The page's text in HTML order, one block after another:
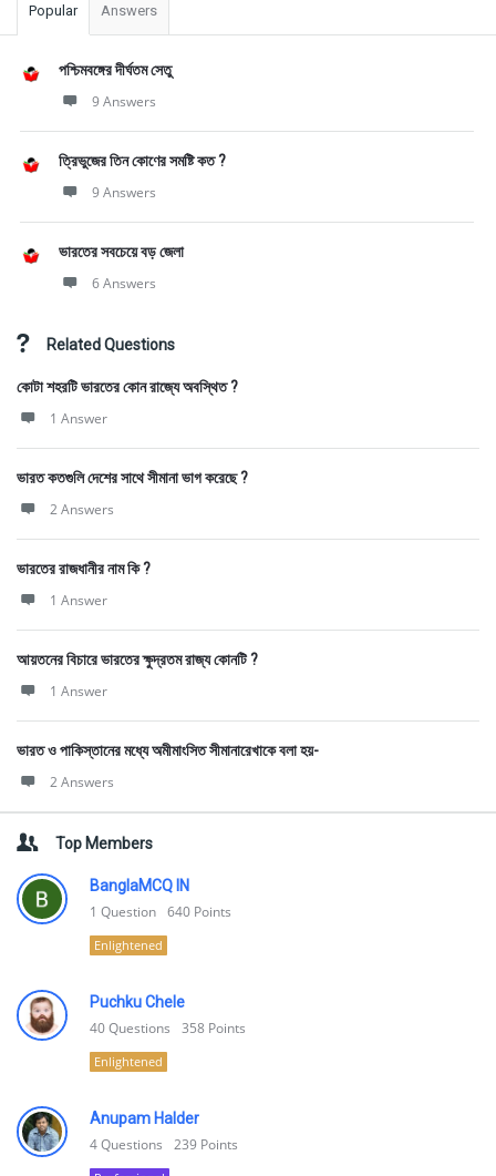
Popular Answers
পশ্চিমবঙ্গের দীর্ঘতম সেতু
9 Answers
ত্রিভুজের তিন কোণের সমষ্টি কত ?
9 Answers
ভারতের সবচেয়ে বড় জেলা
6 Answers
Related Questions
কোটা শহরটি ভারতের কোন রাজ্যে অবস্থিত ?
1 Answer
ভারত কতগুলি দেশের সাথে সীমানা ভাগ করেছে ?
2 Answers
ভারতের রাজধানীর নাম কি ?
1 Answer
আয়তনের বিচারে ভারতের ক্ষুদ্রতম রাজ্য কোনটি ?
1 Answer
ভারত ও পাকিস্তানের মধ্যে অমীমাংসিত সীমানারেখাকে বলা হয়-
2 Answers
Top Members
BanglaMCQ IN
1 Question 640 Points
Enlightened
Puchku Chele
40Questions 358 Points
Enlightened
Anupam Halder
4Questions 239 Points